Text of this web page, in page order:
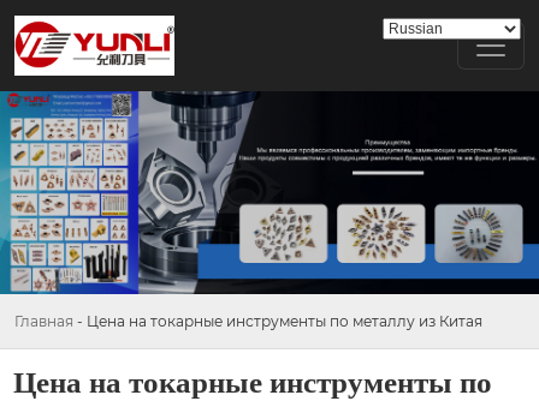
Главная - Цена на токарные инструменты по металлу из Китая
Цена на токарные инструменты по